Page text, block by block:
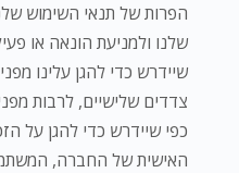
הפרות של תנאי השימוש
שלנו ולמניעת הונאה או
שיידרש כדי להגן עלינו
צדדים שלישיים, לרבות
כפי שיידרש כדי להגן על
האישית של החברה,